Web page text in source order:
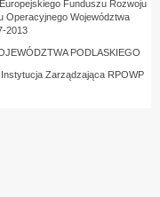
Funduszu Rozwoju
Operacyjnego Województwa
2013
PODLASKIEGO
Zarządzająca RPOWP